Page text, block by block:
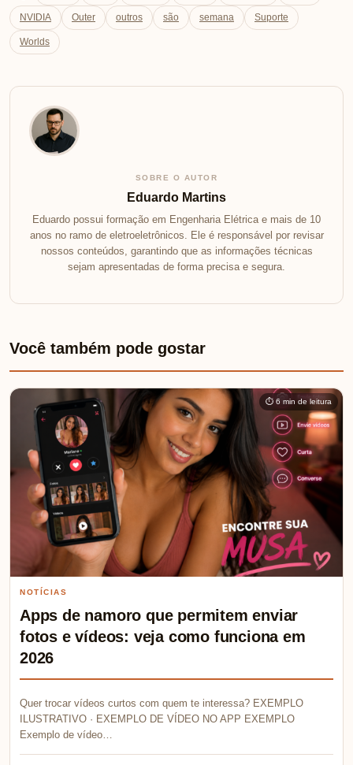
NVIDIA Outer outros são semana Suporte
Worlds
SOBRE O AUTOR
Eduardo Martins
Eduardo possui formação em Engenharia Elétrica e mais de 10
anos no ramo de eletroeletrônicos. Ele é responsável por revisar
nossos conteúdos, garantindo que as informações técnicas
sejam apresentadas de forma precisa e segura.
Você também pode gostar
⏱ 6 min de leitura
NOTÍCIAS
Apps de namoro que permitem enviar
fotos e vídeos: veja como funciona em
2026
Quer trocar vídeos curtos com quem te interessa? EXEMPLO
ILUSTRATIVO · EXEMPLO DE VÍDEO NO APP EXEMPLO
Exemplo de vídeo…